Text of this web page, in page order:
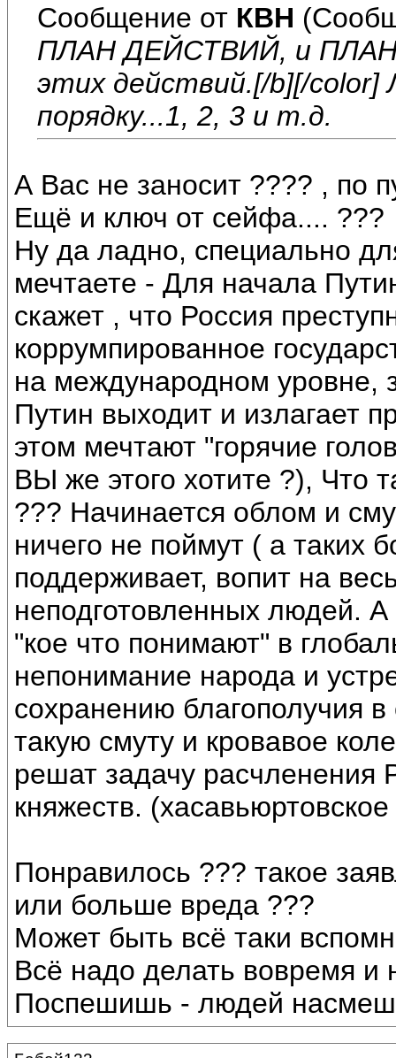
Сообщение от КВН
ПЛАН ДЕЙСТВИЙ, и
этих действий.[/b][/color]
порядку...1, 2, 3 и т.д.
А Вас не заносит ???? , по
Ещё и ключ от сейфа.... ???
Ну да ладно, специально
мечтаете - Для начала
скажет , что Россия
коррумпированное
на международном уровне,
Путин выходит и излагает
этом мечтают "горячие
ВЫ же этого хотите ?), Что
??? Начинается облом и
ничего не поймут ( а таких
поддерживает, вопит на
неподготовленных людей.
"кое что понимают" в
непонимание народа и
сохранению благополучия
такую смуту и кровавое
решат задачу расчленения
княжеств.
Понравилось ??? такое
или больше вреда ???
Может быть всё таки
Всё надо делать вовремя и
Поспешишь - людей